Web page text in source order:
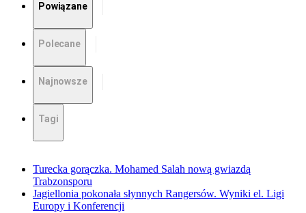
Powiązane
Polecane
Najnowsze
Tagi
Turecka gorączka. Mohamed Salah nową gwiazdą
Trabzonsporu
Jagiellonia pokonała słynnych Rangersów. Wyniki el. Ligi
Europy i Konferencji